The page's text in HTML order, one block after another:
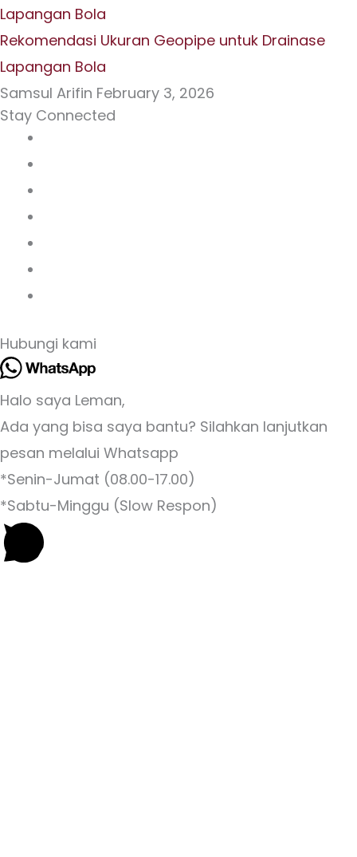
Rekomendasi Ukuran Geopipe untuk Drainase
Lapangan Bola
Samsul Arifin February 3, 2026
Stay Connected
Hubungi kami
Halo saya Leman,
Ada yang bisa saya bantu? Silahkan lanjutkan
pesan melalui Whatsapp
*Senin-Jumat (08.00-17.00)
*Sabtu-Minggu (Slow Respon)